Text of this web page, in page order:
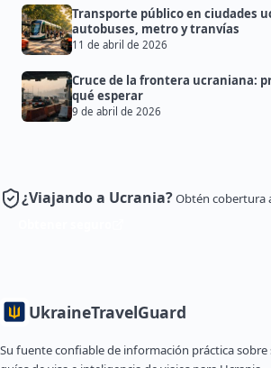
Transporte público en ciudades
autobuses, metro y tranvías
11 de abril de 2026
Cruce de la frontera ucraniana:
qué esperar
9 de abril de 2026
¿Viajando a Ucrania?Obtén cobertura
UkraineTravelGuard
Su fuente confiable de información práctica sobre